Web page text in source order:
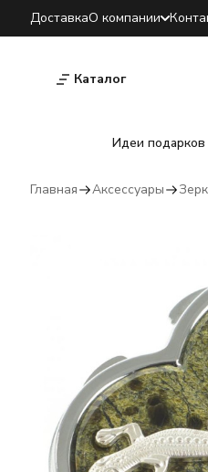
ДоставкаО компании
Каталог
Идеи подарков
Главная Аксессуары